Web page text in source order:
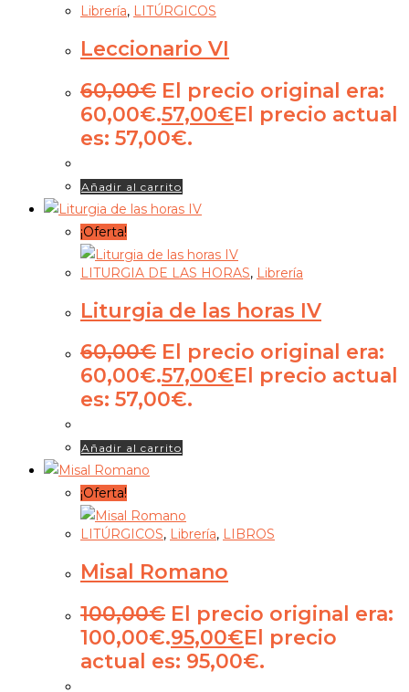
Librería, LITÚRGICOS
Leccionario VI
60,00€ El precio original era:
60,00€.57,00€El precio actual
es: 57,00€.
Añadir al carrito
¡Oferta!
LITURGIA DE LAS HORAS, Librería
Liturgia de las horas IV
60,00€ El precio original era:
60,00€.57,00€El precio actual
es: 57,00€.
Añadir al carrito
¡Oferta!
LITÚRGICOS, Librería, LIBROS
Misal Romano
100,00€ El precio original era:
100,00€.95,00€El precio
actual es: 95,00€.